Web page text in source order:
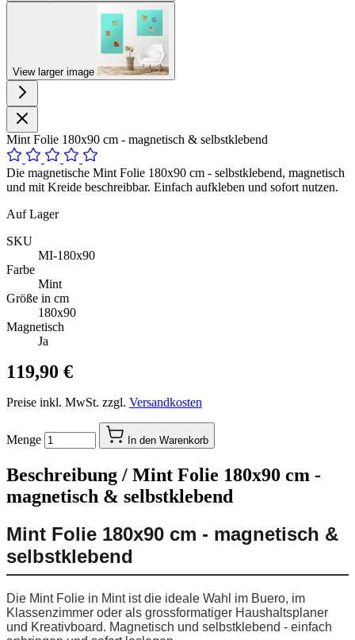
View larger image
Mint Folie 180x90 cm - magnetisch & selbstklebend
Die magnetische Mint Folie 180x90 cm - selbstklebend, magnetisch
und mit Kreide beschreibbar. Einfach aufkleben und sofort nutzen.
Auf Lager
SKU
MI-180x90
Farbe
Mint
Größe in cm
180x90
Magnetisch
Ja
119,90 €
Preise inkl. MwSt. zzgl. Versandkosten
Menge In den Warenkorb
Beschreibung / Mint Folie 180x90 cm -
magnetisch & selbstklebend
Mint Folie 180x90 cm - magnetisch &
selbstklebend
Die Mint Folie in Mint ist die ideale Wahl im Buero, im
Klassenzimmer oder als grossformatiger Haushaltsplaner
und Kreativboard. Magnetisch und selbstklebend - einfach